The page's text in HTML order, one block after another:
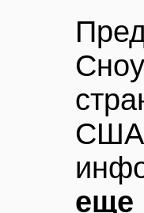
США,
еще